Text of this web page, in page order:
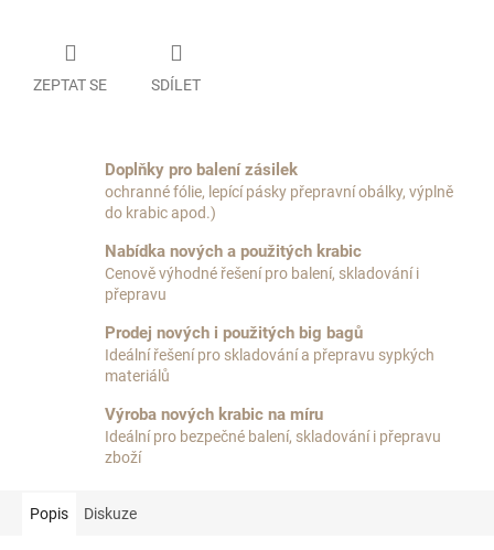
ZEPTAT SE SDÍLET
Doplňky pro balení zásilek
ochranné fólie, lepící pásky přepravní obálky, výplně
do krabic apod.)
Nabídka nových a použitých krabic
Cenově výhodné řešení pro balení, skladování i
přepravu
Prodej nových i použitých big bagů
Ideální řešení pro skladování a přepravu sypkých
materiálů
Výroba nových krabic na míru
Ideální pro bezpečné balení, skladování i přepravu
zboží
Popis Diskuze